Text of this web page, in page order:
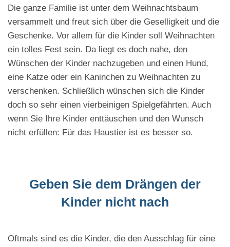
Die ganze Familie ist unter dem Weihnachtsbaum
versammelt und freut sich über die Geselligkeit und die
Geschenke. Vor allem für die Kinder soll Weihnachten
ein tolles Fest sein. Da liegt es doch nahe, den
Wünschen der Kinder nachzugeben und einen Hund,
eine Katze oder ein Kaninchen zu Weihnachten zu
verschenken. Schließlich wünschen sich die Kinder
doch so sehr einen vierbeinigen Spielgefährten. Auch
wenn Sie Ihre Kinder enttäuschen und den Wunsch
nicht erfüllen: Für das Haustier ist es besser so.
Geben Sie dem Drängen der
Kinder nicht nach
Oftmals sind es die Kinder, die den Ausschlag für eine